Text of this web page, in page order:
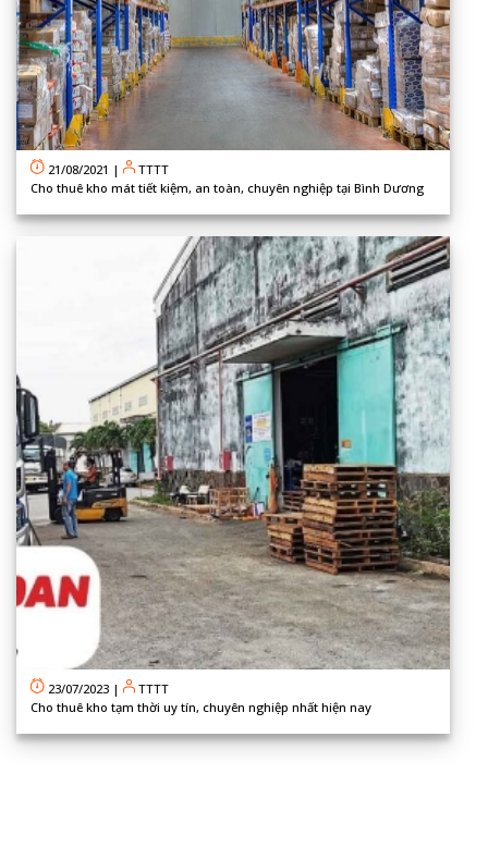
21/08/2021 |
TTTT
Cho thuê kho mát tiết kiệm, an toàn, chuyên nghiệp tại Bình Dương
23/07/2023 |
TTTT
Cho thuê kho tạm thời uy tín, chuyên nghiệp nhất hiện nay